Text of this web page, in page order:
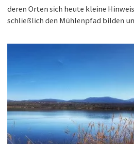
deren Orten sich heute kleine
schließlich den Mühlenpfad bilden